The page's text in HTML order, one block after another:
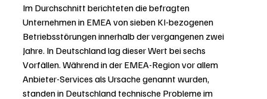
Im Durchschnitt berichteten die befragten
Unternehmen in EMEA von sieben KI-bezogenen
Betriebsstörungen innerhalb der vergangenen zwei
Jahre. In Deutschland lag dieser Wert bei sechs
Vorfällen. Während in der EMEA-Region vor allem
Anbieter-Services als Ursache genannt wurden,
standen in Deutschland technische Probleme im